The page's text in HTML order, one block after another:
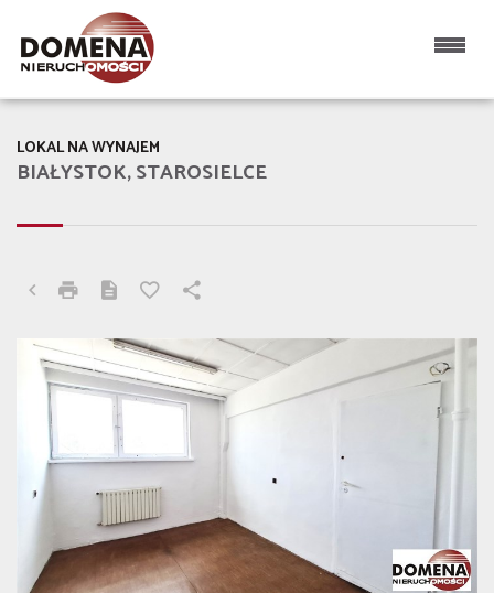
BIAŁYSTOK, STAROSIELCE
LOKAL NA WYNAJEM